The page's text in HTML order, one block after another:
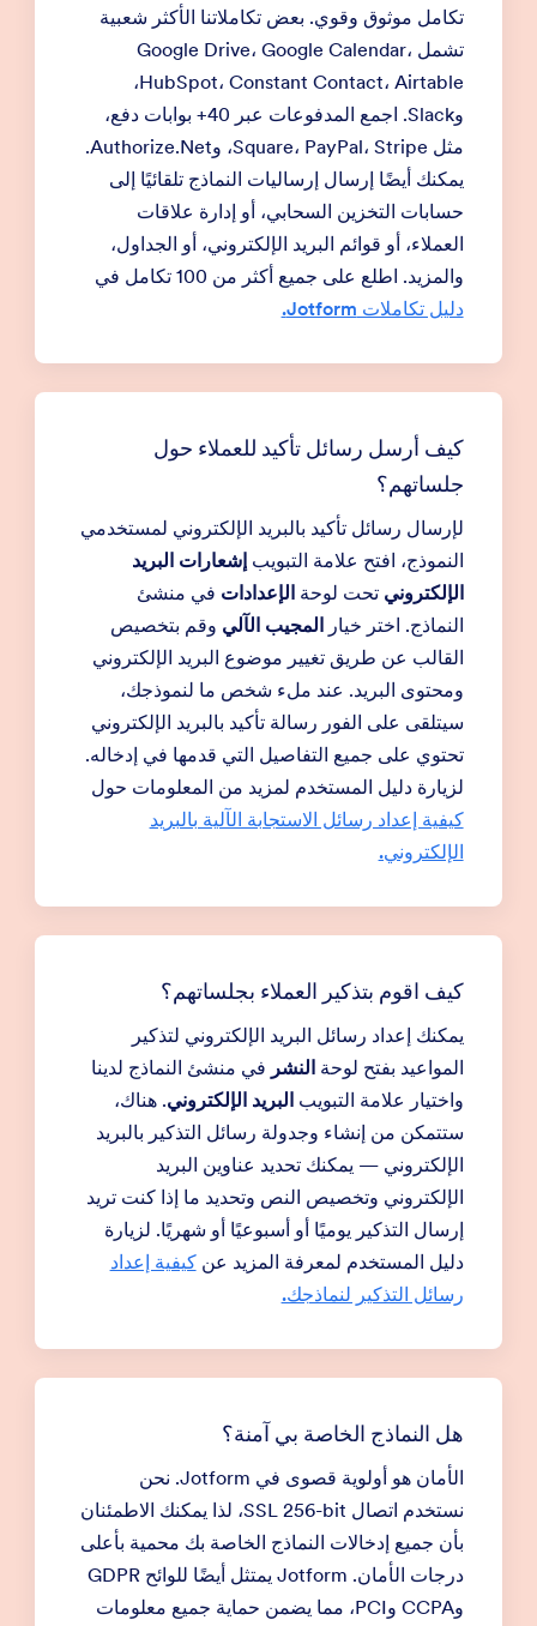
تكامل موثوق وقوي. بعض تكاملاتنا الأكثر شعبية
تشمل Google Drive، Google Calendar،
HubSpot، Constant Contact، Airtable،
وSlack. اجمع المدفوعات عبر 40+ بوابات دفع،
مثل Square، PayPal، Stripe، وAuthorize.Net.
يمكنك أيضًا إرسال إرساليات النماذج تلقائيًا إلى
حسابات التخزين السحابي، أو إدارة علاقات
العملاء، أو قوائم البريد الإلكتروني، أو الجداول،
والمزيد. اطلع على جميع أكثر من 100 تكامل في
دليل تكاملات Jotform.
كيف أرسل رسائل تأكيد للعملاء حول
جلساتهم؟
لإرسال رسائل تأكيد بالبريد الإلكتروني لمستخدمي
النموذج، افتح علامة التبويبإشعارات البريد
الإلكتروني تحت لوحةالإعدادات في منشئ
النماذج. اختر خيارالمجيب الآلي وقم بتخصيص
القالب عن طريق تغيير موضوع البريد الإلكتروني
ومحتوى البريد. عند ملء شخص ما لنموذجك،
سيتلقى على الفور رسالة تأكيد بالبريد الإلكتروني
تحتوي على جميع التفاصيل التي قدمها في إدخاله.
لزيارة دليل المستخدم لمزيد من المعلومات حول
كيفية إعداد رسائل الاستجابة الآلية بالبريد
الإلكتروني.
كيف اقوم بتذكير العملاء بجلساتهم؟
يمكنك إعداد رسائل البريد الإلكتروني لتذكير
المواعيد بفتح لوحةالنشر في منشئ النماذج لدينا
واختيار علامة التبويبالبريد الإلكتروني. هناك،
ستتمكن من إنشاء وجدولة رسائل التذكير بالبريد
الإلكتروني — يمكنك تحديد عناوين البريد
الإلكتروني وتخصيص النص وتحديد ما إذا كنت تريد
إرسال التذكير يوميًا أو أسبوعيًا أو شهريًا. لزيارة
دليل المستخدم لمعرفة المزيد عنكيفية إعداد
رسائل التذكير لنماذجك.
هل النماذج الخاصة بي آمنة؟
الأمان هو أولوية قصوى في Jotform. نحن
نستخدم اتصال SSL 256-bit، لذا يمكنك الاطمئنان
بأن جميع إدخالات النماذج الخاصة بك محمية بأعلى
درجات الأمان. Jotform يمتثل أيضًا للوائح GDPR
وCCPA وPCI، مما يضمن حماية جميع معلومات